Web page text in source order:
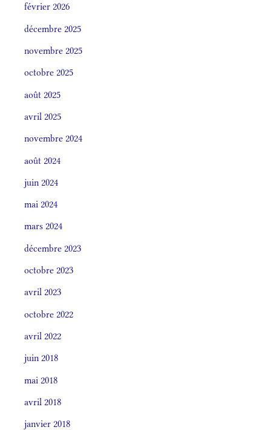
février 2026
décembre 2025
novembre 2025
octobre 2025
août 2025
avril 2025
novembre 2024
août 2024
juin 2024
mai 2024
mars 2024
décembre 2023
octobre 2023
avril 2023
octobre 2022
avril 2022
juin 2018
mai 2018
avril 2018
janvier 2018